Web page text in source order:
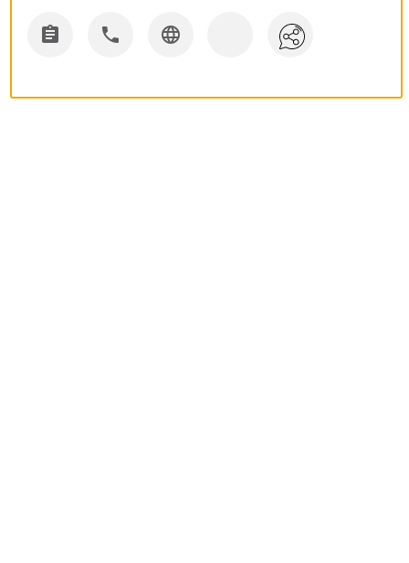
  